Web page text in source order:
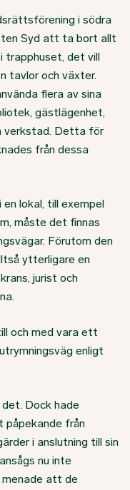
i södra
Syd att ta bort allt
trapphuset, det vill
tavlor och växter.
flera av sina
gästlägenhet,
verkstad. Detta för
från dessa
lokal, till exempel
måste det finnas
Förutom den
ytterligare en
jurist och
och med vara ett
enligt
Dock hade
påpekande från
i anslutning till sin
nu inte
att de